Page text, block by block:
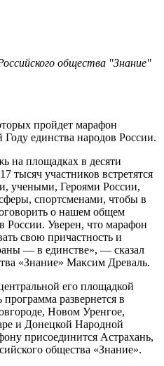
общества "Знание"
пройдет марафон
единства народов России.
на площадках в десяти
тысяч участников встретятся
учеными, Героями России,
спортсменами, чтобы в
о нашем общем
России. Уверен, что марафон
свою причастность и
— в единстве», — сказал
«Знание» Максим Древаль.
его площадкой
развернется в
Новом Уренгое,
и Донецкой Народной
присоединится Астрахань,
общества «Знание».